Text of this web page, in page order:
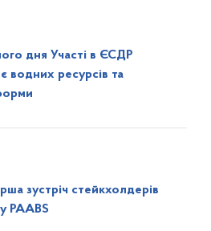
дня Участі в ЄСДР
водних ресурсів та
зустріч стейкхолдерів
PAABS